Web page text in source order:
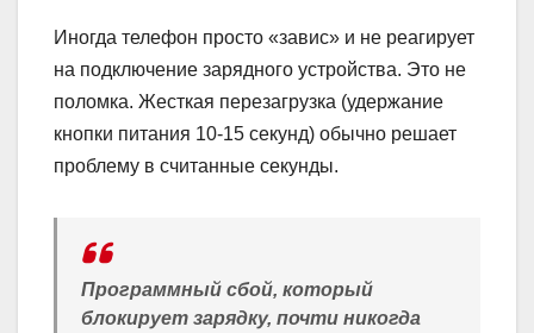
Иногда телефон просто «завис» и не реагирует
на подключение зарядного устройства. Это не
поломка. Жесткая перезагрузка (удержание
кнопки питания 10-15 секунд) обычно решает
проблему в считанные секунды.
Программный сбой, который
блокирует зарядку, почти никогда